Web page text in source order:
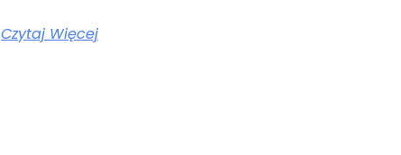
Czytaj Więcej